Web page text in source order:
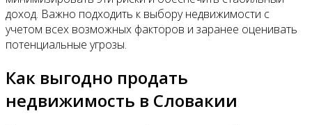
доход. Важно подходить к выбору недвижимости с
учетом всех возможных факторов и заранее оценивать
потенциальные угрозы.
Как выгодно продать
недвижимость в Словакии